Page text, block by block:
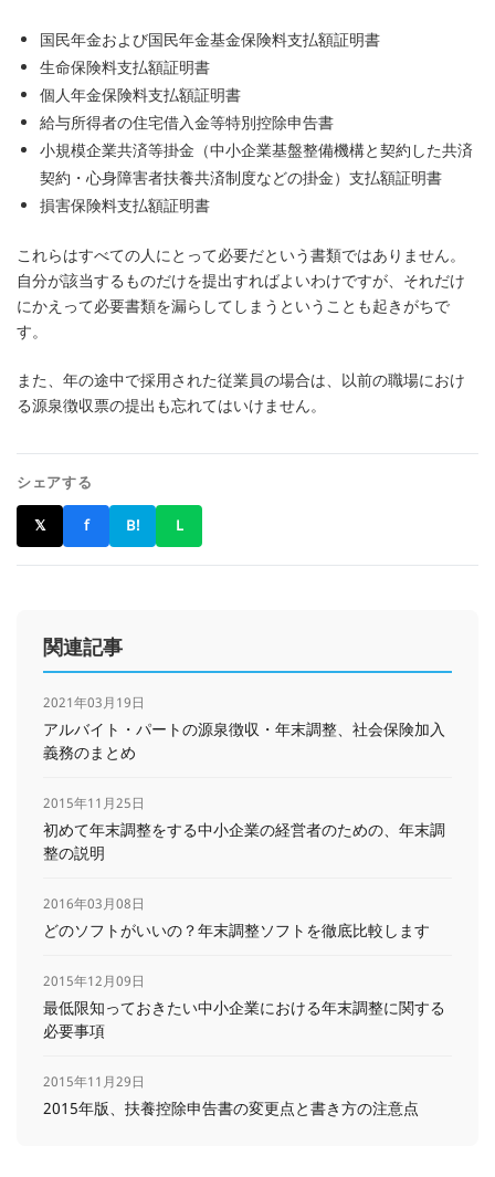
国民年金および国民年金基金保険料支払額証明書
生命保険料支払額証明書
個人年金保険料支払額証明書
給与所得者の住宅借入金等特別控除申告書
小規模企業共済等掛金（中小企業基盤整備機構と契約した共済
契約・心身障害者扶養共済制度などの掛金）支払額証明書
損害保険料支払額証明書
これらはすべての人にとって必要だという書類ではありません。
自分が該当するものだけを提出すればよいわけですが、それだけ
にかえって必要書類を漏らしてしまうということも起きがちで
す。
また、年の途中で採用された従業員の場合は、以前の職場におけ
る源泉徴収票の提出も忘れてはいけません。
シェアする
𝕏 f B! L
関連記事
2021年03月19日
アルバイト・パートの源泉徴収・年末調整、社会保険加入
義務のまとめ
2015年11月25日
初めて年末調整をする中小企業の経営者のための、年末調
整の説明
2016年03月08日
どのソフトがいいの？年末調整ソフトを徹底比較します
2015年12月09日
最低限知っておきたい中小企業における年末調整に関する
必要事項
2015年11月29日
2015年版、扶養控除申告書の変更点と書き方の注意点